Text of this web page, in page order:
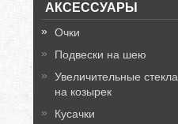
АКСЕССУАРЫ
Очки
Подвески на шею
Увеличительные стекла
на козырек
Кусачки